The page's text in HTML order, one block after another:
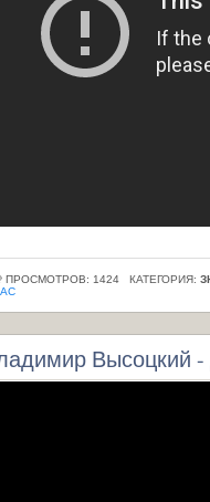
ПРОСМОТРОВ: 1424 КАТЕГОРИЯ:
Высоцкий -